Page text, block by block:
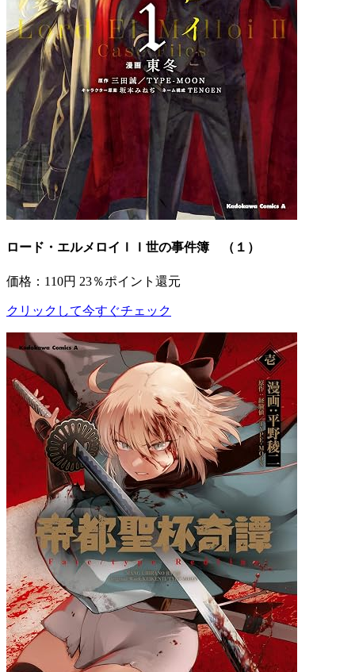
ロード・エルメロイＩＩ世の事件簿 （１）
価格：110円 23％ポイント還元
クリックして今すぐチェック